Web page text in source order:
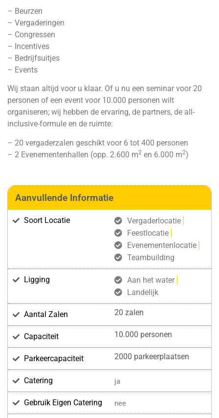
– Beurzen
– Vergaderingen
– Congressen
– Incentives
– Bedrijfsuitjes
– Events
Wij staan altijd voor u klaar. Of u nu een seminar voor 20
personen of een event voor 10.000 personen wilt
organiseren; wij hebben de ervaring, de partners, de all-
inclusive-formule en de ruimte:
– 20 vergaderzalen geschikt voor 6 tot 400 personen
– 2 Evenementenhallen (opp. 2.600 m2 en 6.000 m2)
Aanvullende Informatie
Soort Locatie
Vergaderlocatie
Feestlocatie
Evenementenlocatie
Teambuilding
Ligging
Aan het water
Landelijk
Aantal Zalen 20 zalen
Capaciteit 10.000 personen
Parkeercapaciteit 2000 parkeerplaatsen
Catering ja
Gebruik Eigen Catering nee